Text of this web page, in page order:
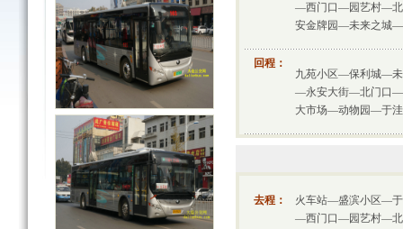
—西门口—园艺村—北
安金牌园—未来之城
回程：
九苑小区—保利城—
—永安大街—北门口
大市场—动物园—于
去程：
火车站—盛滨小区—
—西门口—园艺村—北